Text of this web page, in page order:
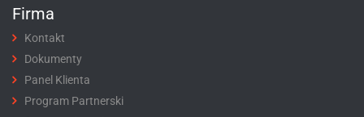
Firma
Kontakt
Dokumenty
Panel Klienta
Program Partnerski